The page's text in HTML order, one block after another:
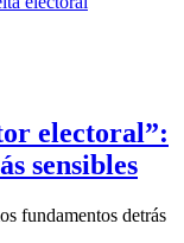
electoral”:
sensibles
fundamentos detrás